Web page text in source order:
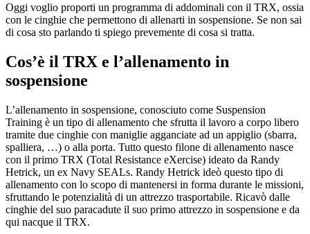
Oggi voglio proporti un programma di addominali con il TRX, ossia
con le cinghie che permettono di allenarti in sospensione. Se non sai
di cosa sto parlando ti spiego prevemente di cosa si tratta.
Cos’è il TRX e l’allenamento in
sospensione
L’allenamento in sospensione, conosciuto come Suspension
Training è un tipo di allenamento che sfrutta il lavoro a corpo libero
tramite due cinghie con maniglie agganciate ad un appiglio (sbarra,
spalliera, …) o alla porta. Tutto questo filone di allenamento nasce
con il primo TRX (Total Resistance eXercise) ideato da Randy
Hetrick, un ex Navy SEALs. Randy Hetrick ideò questo tipo di
allenamento con lo scopo di mantenersi in forma durante le missioni,
sfruttando le potenzialità di un attrezzo trasportabile. Ricavò dalle
cinghie del suo paracadute il suo primo attrezzo in sospensione e da
qui nacque il TRX.